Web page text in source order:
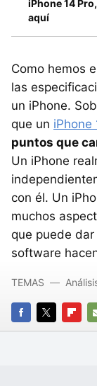
iPhone 14
aquí
Como hemos
las
un iPhone.
que un iPhone
puntos que
Un iPhone
con él. Un
muchos
que puede
software
FACEBOOK
TWITTER
TEMAS